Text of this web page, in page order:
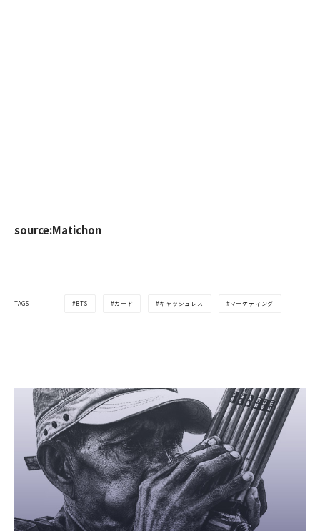
source:Matichon
TAGS BTS カード キャッシュレス マーケティング